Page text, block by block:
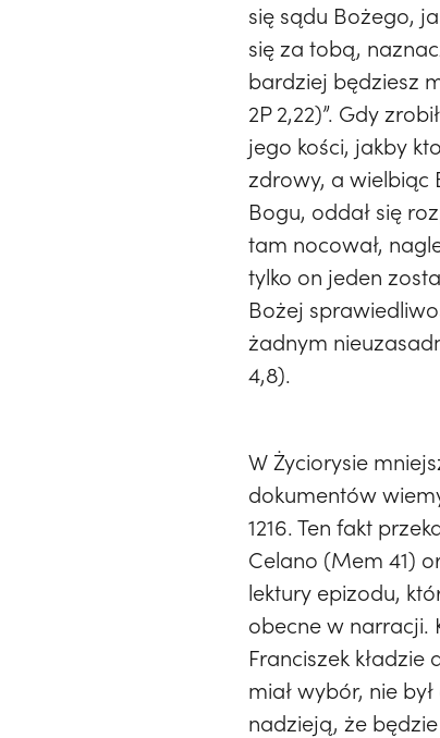
się sądu Bożego,
się za tobą,
bardziej będziesz
2P 2,22)”. Gdy
jego kości, jakby
zdrowy, a wielbiąc
Bogu, oddał się
tam nocował,
tylko on jeden
Bożej
żadnym
4,8).
W Życiorysie
dokumentów
1216. Ten fakt
Celano (Mem 41)
lektury epizodu,
obecne w narracji.
Franciszek
miał wybór, nie
nadzieją, że